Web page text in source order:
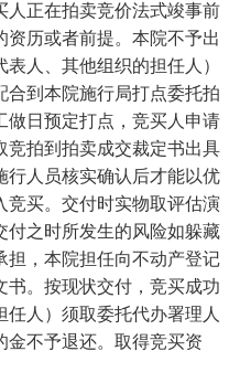
正在拍卖竞价法式竣事前
资历或者前提。本院不予出
人、其他组织的担任人）
合到本院施行局打点委托拍
做日预定打点，竞买人申请
竞拍到拍卖成交裁定书出具
行人员核实确认后才能以优
竞买。交付时实物取评估演
付之时所发生的风险如躲藏
担，本院担任向不动产登记
书。按现状交付，竞买成功
人）须取委托代办署理人
金不予退还。取得竞买资